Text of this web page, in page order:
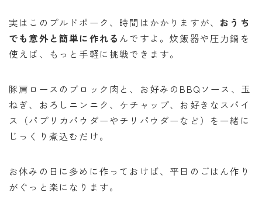
実はこのプルドポーク、時間はかかりますが、 おうち
でも意外と簡単に作れる んですよ。炊飯器や圧力鍋を
使えば、もっと手軽に挑戦できます。
豚肩ロースのブロック肉と、お好みのBBQソース、玉
ねぎ、おろしニンニク、ケチャップ、お好きなスパイ
ス（パプリカパウダーやチリパウダーなど）を一緒に
じっくり煮込むだけ。
お休みの日に多めに作っておけば、平日のごはん作り
がぐっと楽になります。